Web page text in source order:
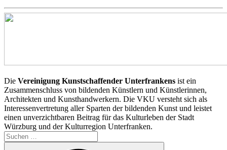
Die Vereinigung Kunstschaffender Unterfrankens ist ein
Zusammenschluss von bildenden Künstlern und Künstlerinnen,
Architekten und Kunsthandwerkern. Die VKU versteht sich als
Interessenvertretung aller Sparten der bildenden Kunst und leistet
einen unverzichtbaren Beitrag für das Kulturleben der Stadt
Würzburg und der Kulturregion Unterfranken.
Suchen
nach: